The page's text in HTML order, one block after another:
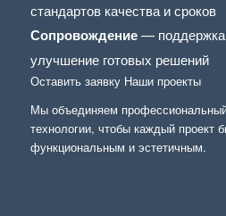
стандартов качества и сроков
Сопровождение—
улучшение готовых решений
Оставить заявку Наши проекты
Мы объединяем
технологии, чтобы каждый проект
функциональным и эстетичным.